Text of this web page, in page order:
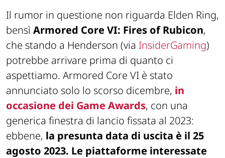
Il rumor in questione non riguarda Elden Ring,
bensì Armored Core VI: Fires of Rubicon,
che stando a Henderson (via InsiderGaming)
potrebbe arrivare prima di quanto ci
aspettiamo. Armored Core VI è stato
annunciato solo lo scorso dicembre, in
occasione dei Game Awards, con una
generica finestra di lancio fissata al 2023:
ebbene, la presunta data di uscita è il 25
agosto 2023. Le piattaforme interessate